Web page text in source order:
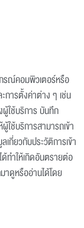
รณ์คอมพิวเตอร์หรือ
ารตั้งค่าต่าง ๆ เช่น
ใช้บริการ บันทึก
ใช้บริการสามารถเข้า
เกี่ยวกับประวัติการเข้า
ทำให้เกิดอันตรายต่อ
าดูหรืออ่านได้โดย